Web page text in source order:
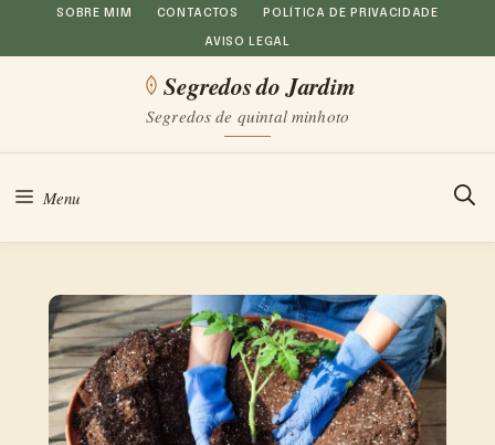
Saltar
para
SOBRE MIM CONTACTOS POLÍTICA DE PRIVACIDADE
AVISO LEGAL
Segredos do Jardim
Segredos de quintal minhoto
Menu